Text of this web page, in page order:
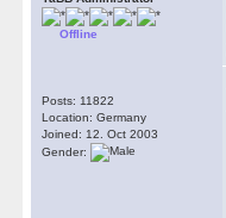
Offline
Posts: 11822
Location: Germany
Joined: 12. Oct 2003
Gender: